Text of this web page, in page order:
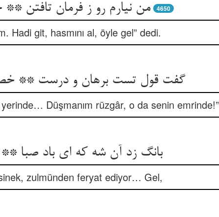
من نیارم رو ز فرمان تافتن 4650
Hadi git, hasmını al, öyle gel” dedi.
گفت قول تست برهان و درست **
Düşmanım rüzgâr, o da senin emrinde!”
بانگ زد آن شه که ای باد صبا **
zulmünden feryat ediyor… Gel,